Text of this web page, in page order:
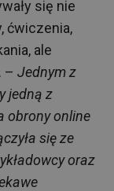
się nie
ćwiczenia,
ale
– Jednym z
jedną z
obrony online
się ze
oraz